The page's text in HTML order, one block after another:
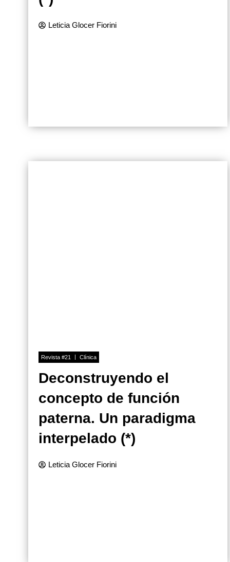
Leticia Glocer Fiorini
Revista #21 Clínica
Deconstruyendo el
concepto de función
paterna. Un paradigma
interpelado (*)
Leticia Glocer Fiorini